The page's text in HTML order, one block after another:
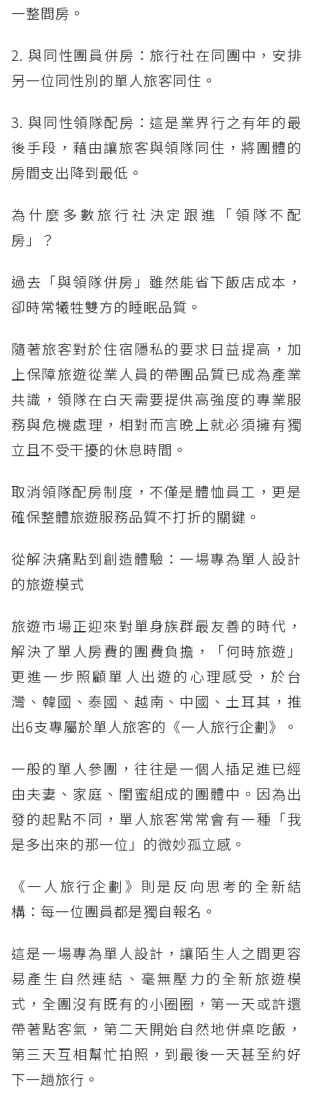
一整間房。
2. 與同性團員併房：旅行社在同團中，安排
另一位同性別的單人旅客同住。
3. 與同性領隊配房：這是業界行之有年的最
後手段，藉由讓旅客與領隊同住，將團體的
房間支出降到最低。
為什麼多數旅行社決定跟進「領隊不配
房」？
過去「與領隊併房」雖然能省下飯店成本，
卻時常犧牲雙方的睡眠品質。
隨著旅客對於住宿隱私的要求日益提高，加
上保障旅遊從業人員的帶團品質已成為產業
共識，領隊在白天需要提供高強度的專業服
務與危機處理，相對而言晚上就必須擁有獨
立且不受干擾的休息時間。
取消領隊配房制度，不僅是體恤員工，更是
確保整體旅遊服務品質不打折的關鍵。
從解決痛點到創造體驗：一場專為單人設計
的旅遊模式
旅遊市場正迎來對單身族群最友善的時代，
解決了單人房費的團費負擔，「何時旅遊」
更進一步照顧單人出遊的心理感受，於台
灣、韓國、泰國、越南、中國、土耳其，推
出6支專屬於單人旅客的《一人旅行企劃》。
一般的單人參團，往往是一個人插足進已經
由夫妻、家庭、閨蜜組成的團體中。因為出
發的起點不同，單人旅客常常會有一種「我
是多出來的那一位」的微妙孤立感。
《一人旅行企劃》則是反向思考的全新結
構：每一位團員都是獨自報名。
這是一場專為單人設計，讓陌生人之間更容
易產生自然連結、毫無壓力的全新旅遊模
式，全團沒有既有的小圈圈，第一天或許還
帶著點客氣，第二天開始自然地併桌吃飯，
第三天互相幫忙拍照，到最後一天甚至約好
下一趟旅行。